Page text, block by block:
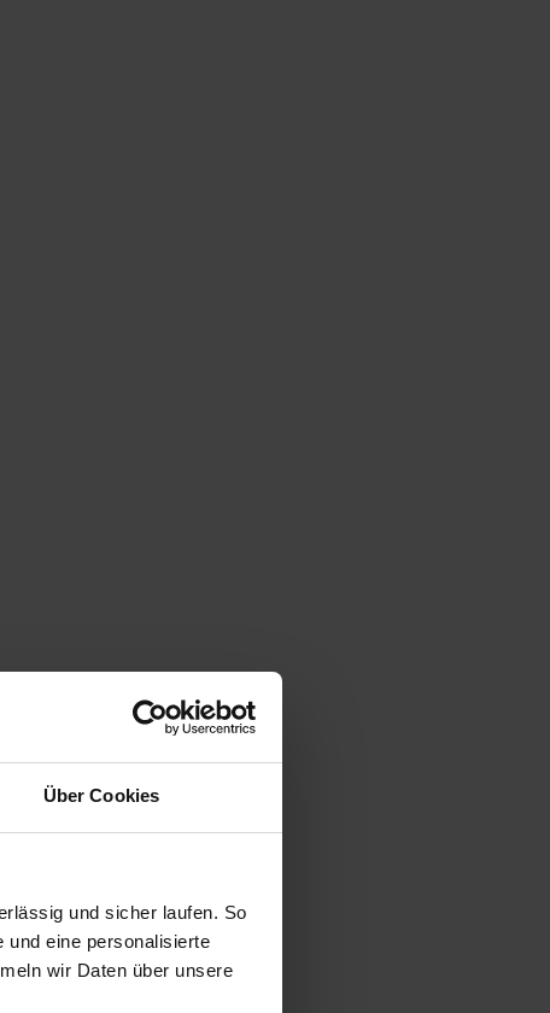
Über Cookies
und sicher laufen. So
und eine personalisierte
wir Daten über unsere